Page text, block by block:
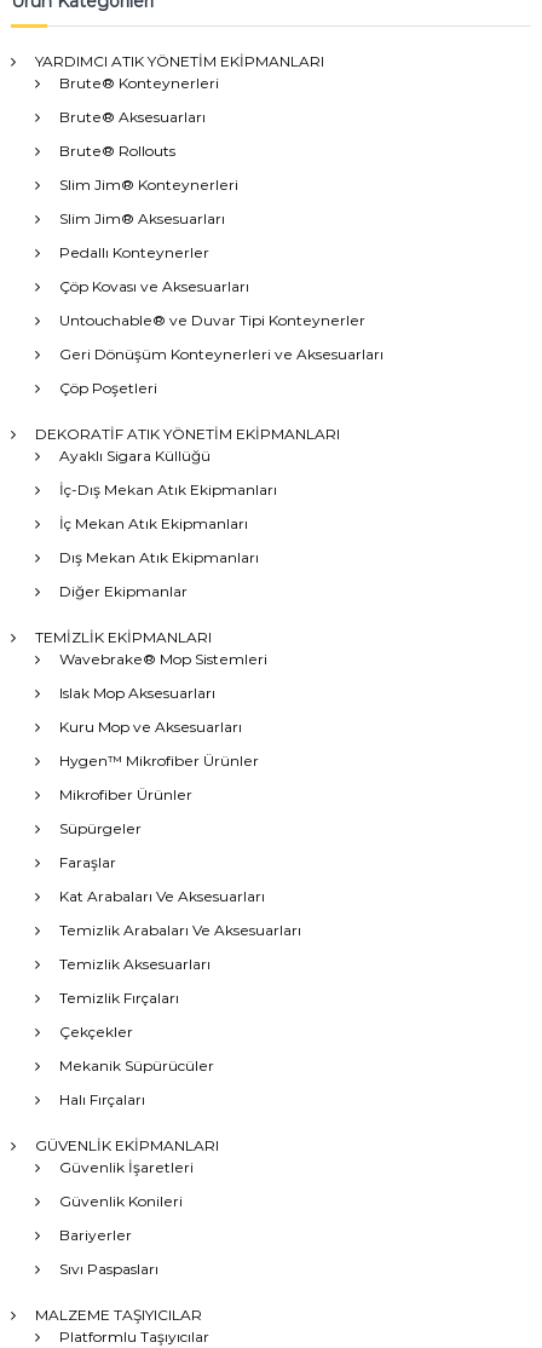
YARDIMCI ATIK YÖNETİM EKİPMANLARI
Brute® Konteynerleri
Brute® Aksesuarları
Brute® Rollouts
Slim Jim® Konteynerleri
Slim Jim® Aksesuarları
Pedallı Konteynerler
Çöp Kovası ve Aksesuarları
Untouchable® ve Duvar Tipi Konteynerler
Geri Dönüşüm Konteynerleri ve Aksesuarları
Çöp Poşetleri
DEKORATİF ATIK YÖNETİM EKİPMANLARI
Ayaklı Sigara Küllüğü
İç-Dış Mekan Atık Ekipmanları
İç Mekan Atık Ekipmanları
Dış Mekan Atık Ekipmanları
Diğer Ekipmanlar
TEMİZLİK EKİPMANLARI
Wavebrake® Mop Sistemleri
Islak Mop Aksesuarları
Kuru Mop ve Aksesuarları
Hygen™ Mikrofiber Ürünler
Mikrofiber Ürünler
Süpürgeler
Faraşlar
Kat Arabaları Ve Aksesuarları
Temizlik Arabaları Ve Aksesuarları
Temizlik Aksesuarları
Temizlik Fırçaları
Çekçekler
Mekanik Süpürücüler
Halı Fırçaları
GÜVENLİK EKİPMANLARI
Güvenlik İşaretleri
Güvenlik Konileri
Bariyerler
Sıvı Paspasları
MALZEME TAŞIYICILAR
Platformlu Taşıyıcılar